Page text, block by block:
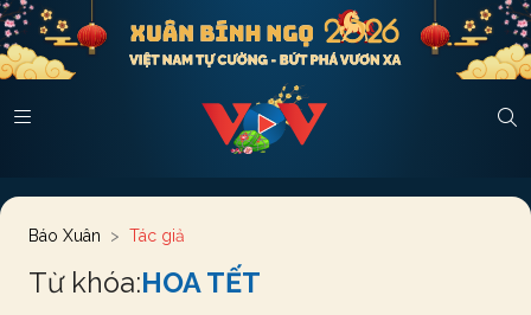
Báo Xuân Tác giả
Từ khóa:HOA TẾT